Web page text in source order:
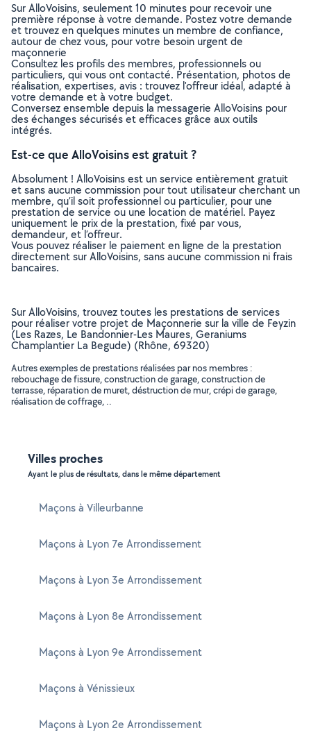
Sur AlloVoisins, seulement 10 minutes pour recevoir une
première réponse à votre demande. Postez votre demande
et trouvez en quelques minutes un membre de confiance,
autour de chez vous, pour votre besoin urgent de
maçonnerie
Consultez les profils des membres, professionnels ou
particuliers, qui vous ont contacté. Présentation, photos de
réalisation, expertises, avis : trouvez l'offreur idéal, adapté à
votre demande et à votre budget.
Conversez ensemble depuis la messagerie AlloVoisins pour
des échanges sécurisés et efficaces grâce aux outils
intégrés.
Est-ce que AlloVoisins est gratuit ?
Absolument ! AlloVoisins est un service entièrement gratuit
et sans aucune commission pour tout utilisateur cherchant un
membre, qu’il soit professionnel ou particulier, pour une
prestation de service ou une location de matériel. Payez
uniquement le prix de la prestation, fixé par vous,
demandeur, et l’offreur.
Vous pouvez réaliser le paiement en ligne de la prestation
directement sur AlloVoisins, sans aucune commission ni frais
bancaires.
Sur AlloVoisins, trouvez toutes les prestations de services
pour réaliser votre projet de Maçonnerie sur la ville de Feyzin
(Les Razes, Le Bandonnier-Les Maures, Geraniums
Champlantier La Begude) (Rhône, 69320)
Autres exemples de prestations réalisées par nos membres :
rebouchage de fissure, construction de garage, construction de
terrasse, réparation de muret, déstruction de mur, crépi de garage,
réalisation de coffrage, ..
Villes proches
Ayant le plus de résultats, dans le même département
Maçons à Villeurbanne
Maçons à Lyon 7e Arrondissement
Maçons à Lyon 3e Arrondissement
Maçons à Lyon 8e Arrondissement
Maçons à Lyon 9e Arrondissement
Maçons à Vénissieux
Maçons à Lyon 2e Arrondissement